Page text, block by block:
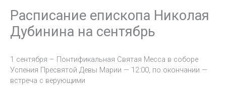
Расписание епископа Николая
Дубинина на сентябрь
1 сентября – Понтификальная Святая Месса в соборе
Успения Пресвятой Девы Марии — 12:00, по окончании —
встреча с верующими